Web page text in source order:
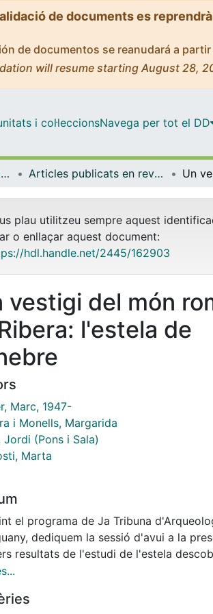
de documents es
de documentos se reanudará a
will resume starting August 28,
i col·leccionsNavega per tot el DD
Filologia Clàssica, Romànica i Semítica Articles publicats en revistes (Filologia Clàssica, Romànica i Semítica)
plau utilitzeu sempre aquest
o enllaçar aquest document:
hdl.handle.net/2445/162903
vestigi del món
l'estela de
Marc, 1947-
i Monells, Margarida
Jordi (Pons i Sala)
Marta
el programa de Ja Tribuna
dediquem la sessió d'avui a la
resultats de l'estudi de l'estela
a la partida de la Fontjoana, situada
del poble, al costat dret de la